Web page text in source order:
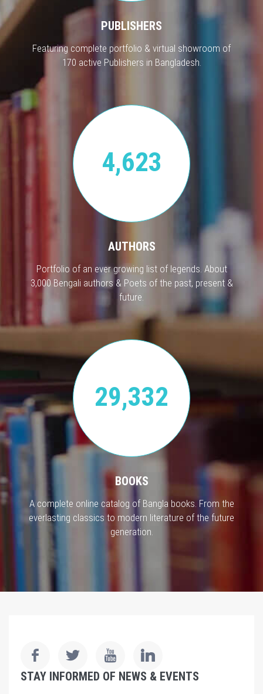
PUBLISHERS
Featuring complete portfolio & virtual showroom of
170 active Publishers in Bangladesh.
4,623
AUTHORS
Portfolio of an ever growing list of legends. About
3,000 Bengali authors & Poets of the past, present &
future.
29,332
BOOKS
A complete online catalog of Bangla books. From the
everlasting classics to modern literature of the future
generation.
STAY INFORMED OF NEWS & EVENTS